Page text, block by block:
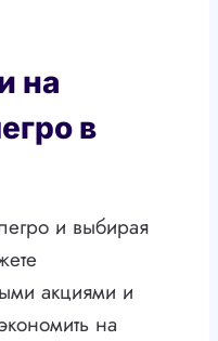
на
в
и выбирая
акциями и
на